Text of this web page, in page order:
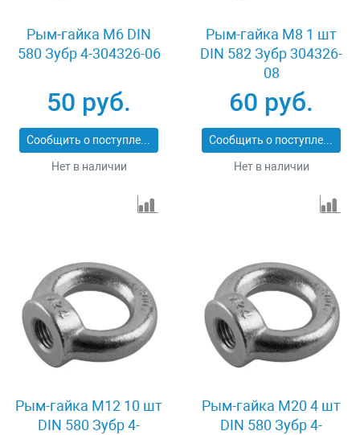
Рым-гайка M6 DIN
580 Зубр 4-304326-06
50 руб.
Сообщить о поступлении
Нет в наличии
Рым-гайка М8 1 шт
DIN 582 Зубр 304326-
08
60 руб.
Сообщить о поступлении
Нет в наличии
Рым-гайка M12 10 шт
DIN 580 Зубр 4-
Рым-гайка M20 4 шт
DIN 580 Зубр 4-